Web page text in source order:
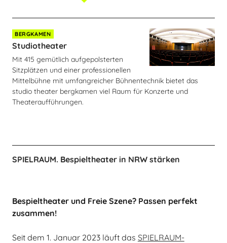
BERGKAMEN
Studiotheater
Mit 415 gemütlich aufgepolsterten
Sitzplätzen und einer professionellen
Mittelbühne mit umfangreicher Bühnentechnik bietet das
studio theater bergkamen viel Raum für Konzerte und
Theateraufführungen.
SPIELRAUM. Bespieltheater in NRW stärken
Bespieltheater und Freie Szene? Passen perfekt
zusammen!
Seit dem 1. Januar 2023 läuft das SPIELRAUM-